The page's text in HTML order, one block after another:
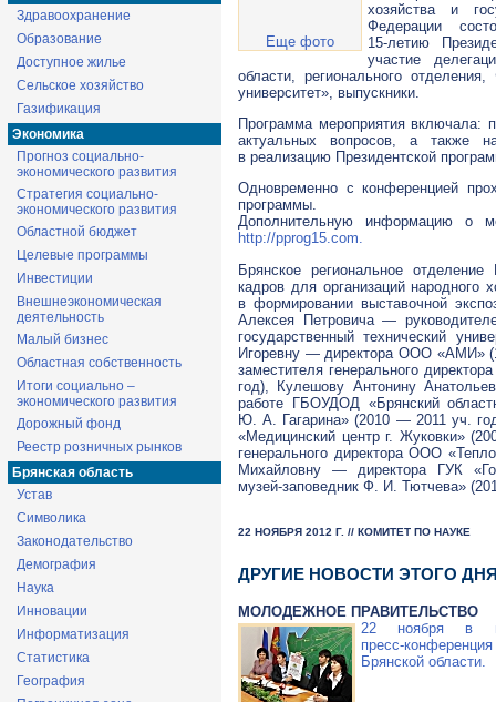
Здравоохранение
Образование
Доступное жилье
Сельское хозяйство
Газификация
Экономика
Прогноз социально-
экономического развития
Стратегия социально-
экономического развития
Областной бюджет
Целевые программы
Инвестиции
Внешнеэкономическая
деятельность
Малый бизнес
Областная собственность
Итоги социально –
экономического развития
Дорожный фонд
Реестр розничных рынков
Брянская область
Устав
Символика
Законодательство
Демография
Наука
Инновации
Информатизация
Статистика
География
Еще фото
хозяйства и
Федерации
15-летию
участие
области, регионального
университет», выпускники.
Программа мероприятия включала:
актуальных вопросов, а также
в реализацию Президентской
Одновременно с конференцией
программы.
Дополнительную информацию о
http://pprog15.com.
Брянское региональное отделение
кадров для организаций народного
в формировании выставочной
Алексея Петровича —
государственный технический
Игоревну — директораООО «АМИ»
заместителя генерального
год), Кулешову Антонину
работе ГБОУДОД «Брянский
Ю. А. Гагарина» (2010 — 2011 уч.
«Медицинский центр г. Жуковки»
генерального директораООО
Михайловну — директора ГУК
музей-заповедник Ф. И. Тютчева»
22 НОЯБРЯ 2012 Г. // КОМИТЕТ ПО НАУКЕ
ДРУГИЕ НОВОСТИ ЭТОГО
МОЛОДЕЖНОЕ ПРАВИТЕЛЬСТВО
22 ноября в
пресс-конференция
Брянской области.